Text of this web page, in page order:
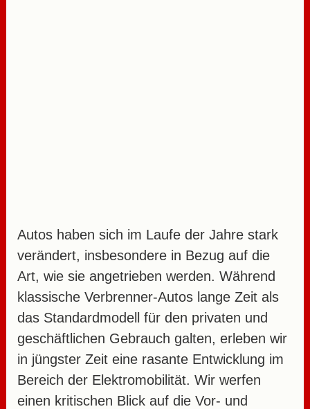
Autos haben sich im Laufe der Jahre stark
verändert, insbesondere in Bezug auf die
Art, wie sie angetrieben werden. Während
klassische Verbrenner-Autos lange Zeit als
das Standardmodell für den privaten und
geschäftlichen Gebrauch galten, erleben wir
in jüngster Zeit eine rasante Entwicklung im
Bereich der Elektromobilität. Wir werfen
einen kritischen Blick auf die Vor- und